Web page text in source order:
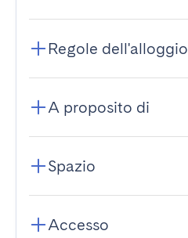
Regole dell'alloggio
A proposito di
Spazio
Accesso